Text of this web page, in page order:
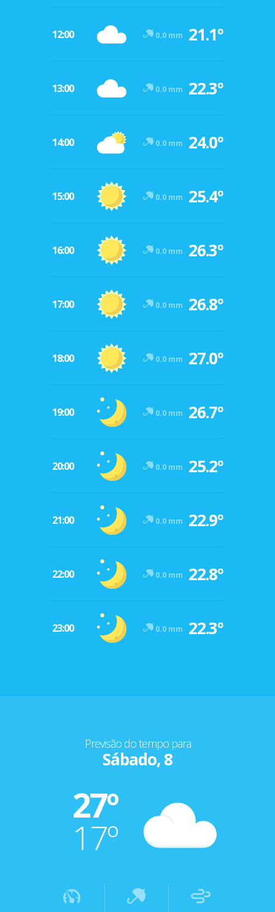
12:00 0.0 mm 21.1º
13:00 0.0 mm 22.3º
14:00 0.0 mm 24.0º
15:00 0.0 mm 25.4º
16:00 0.0 mm 26.3º
17:00 0.0 mm 26.8º
18:00 0.0 mm 27.0º
19:00 0.0 mm 26.7º
20:00 0.0 mm 25.2º
21:00 0.0 mm 22.9º
22:00 0.0 mm 22.8º
23:00 0.0 mm 22.3º
Previsão do tempo para
Sábado, 8
27º
17º